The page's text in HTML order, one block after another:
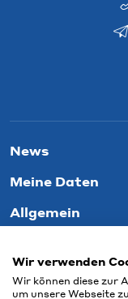
News
Meine Daten
Allgemein
Wir verwenden
Wir können diese zur
um unsere Webseite